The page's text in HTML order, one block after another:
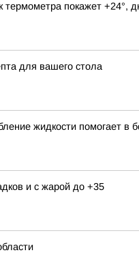
покажет +24°,
для вашего стола
жидкости помогает в
и с жарой до +35